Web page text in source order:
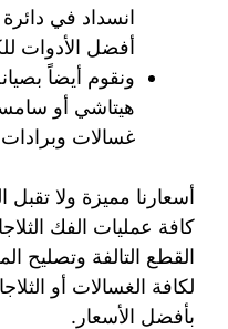
انسداد في دائرة
أفضل الأدوات
ونقوم أيضاً
هيتاشي أو
غسالات
أسعارنا مميزة ولا
كافة عمليات الفك
القطع التالفة وتصليح
لكافة الغسالات أو
بأفضل الأسعار.